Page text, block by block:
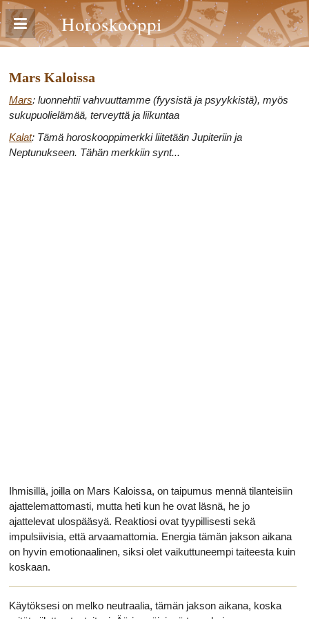
Horoskooppi
Mars Kaloissa
Mars: luonnehtii vahvuuttamme (fyysistä ja psyykkistä), myös
sukupuolielämää, terveyttä ja liikuntaa
Kalat: Tämä horoskooppimerkki liitetään Jupiteriin ja
Neptunukseen. Tähän merkkiin synt...
Ihmisillä, joilla on Mars Kaloissa, on taipumus mennä tilanteisiin
ajattelemattomasti, mutta heti kun he ovat läsnä, he jo
ajattelevat ulospääsyä. Reaktiosi ovat tyypillisesti sekä
impulsiivisia, että arvaamattomia. Energia tämän jakson aikana
on hyvin emotionaalinen, siksi olet vaikuttuneempi taiteesta kuin
koskaan.
Käytöksesi on melko neutraalia, tämän jakson aikana, koska